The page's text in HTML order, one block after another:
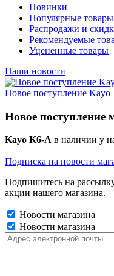
Новинки
Популярные товары
Распродажи и
Рекомендуемые
Уцененные товары
Наши новости
Новое поступление Kayo
Новое поступление
Kayo K6-A в наличии у
Подписка на новости
Подпишитесь на
акции нашего магазина.
Новости магазина
Новости магазина